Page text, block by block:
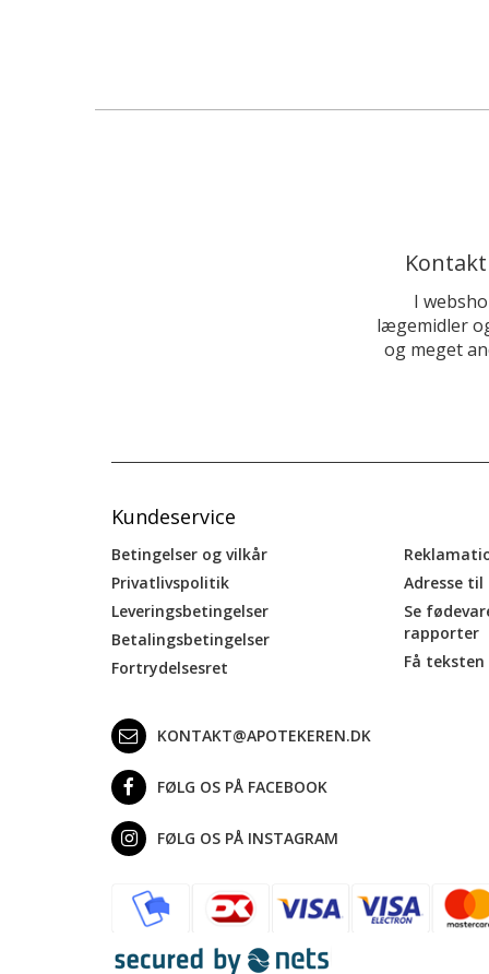
I
lægemidler
og meget
Kundeservice
Betingelser og vilkår
Privatlivspolitik
Leveringsbetingelser
Betalingsbetingelser
Fortrydelsesret
Adresse
Se
rapporter
Få
KONTAKT@APOTEKEREN.DK
FØLG OS PÅ FACEBOOK
FØLG OS PÅ INSTAGRAM